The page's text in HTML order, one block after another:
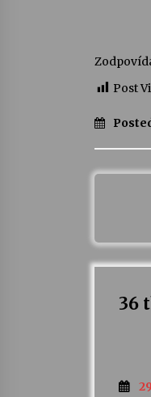
Post
36